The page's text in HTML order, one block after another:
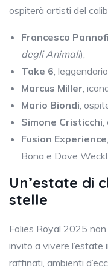
ospiterà artisti del
Francesco
degli Animali);
Take 6 ,
Marcus Miller ,
Mario Biondi ,
Simone Cristicchi
Fusion Experience
Bona e Dave Weckl.
Un’estate di
stelle
Folies Royal 2025
invito a vivere l’estate
raffinati, ambienti